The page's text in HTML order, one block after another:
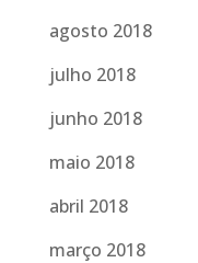
agosto 2018
julho 2018
junho 2018
maio 2018
abril 2018
março 2018